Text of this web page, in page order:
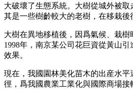
大破壞了生態系統。大樹從城外被
其是一些樹齡較大的老樹，在移栽後
大樹在異地移植後，因爲氣候、栽
1998年，南京某公司花巨資從黃山
效果。
現在，我國園林美化苗木的出産水
徑，爲我國農業工業化與國際商場接